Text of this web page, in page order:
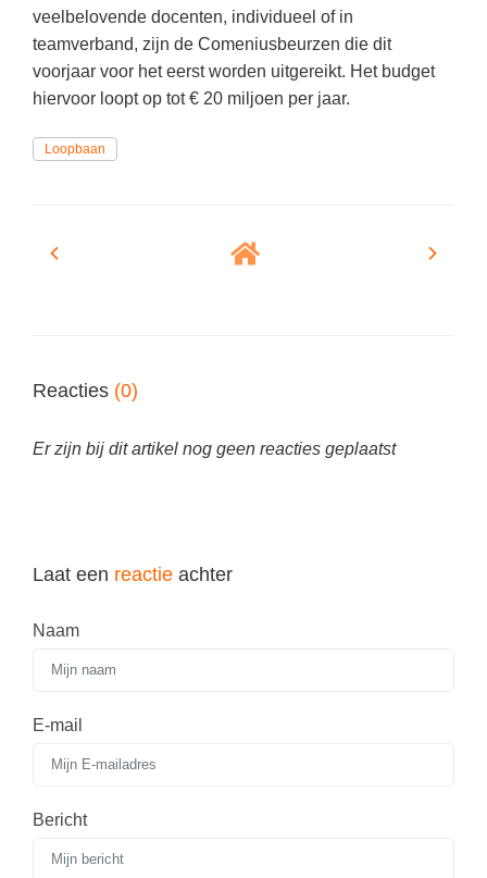
veelbelovende docenten, individueel of in
teamverband, zijn de Comeniusbeurzen die dit
voorjaar voor het eerst worden uitgereikt. Het budget
hiervoor loopt op tot € 20 miljoen per jaar.
Loopbaan
Reacties (0)
Er zijn bij dit artikel nog geen reacties geplaatst
Laat een reactie achter
Naam
E-mail
Bericht